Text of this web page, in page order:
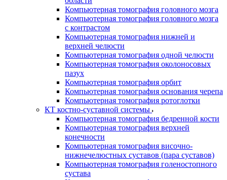
Компьютерная томография головного мозга
Компьютерная томография головного мозга
с контрастом
Компьютерная томография нижней и
верхней челюсти
Компьютерная томография одной челюсти
Компьютерная томография околоносовых
пазух
Компьютерная томография орбит
Компьютерная томография основания черепа
Компьютерная томография ротоглотки
КТ костно-суставной системы
Компьютерная томография бедренной кости
Компьютерная томография верхней
конечности
Компьютерная томография височно-
нижнечелюстных суставов (пара суставов)
Компьютерная томография голеностопного
сустава